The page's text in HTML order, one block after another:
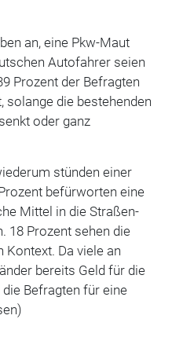
an, eine Pkw-Maut
Autofahrer seien
Prozent der Befragten
solange die bestehenden
oder ganz
stünden einer
befürworten eine
Mittel in die Straßen-
18 Prozent sehen die
Da viele an
bereits Geld für die
Befragten für eine